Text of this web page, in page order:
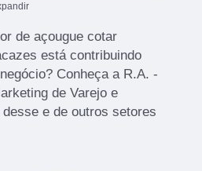
de açougue cotar
está contribuindo
Conheça a R.A. -
de Varejo e
e de outros setores